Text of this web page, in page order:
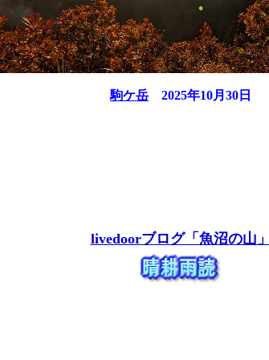
駒ケ岳 2025年10月30日
livedoorブログ「魚沼の山」